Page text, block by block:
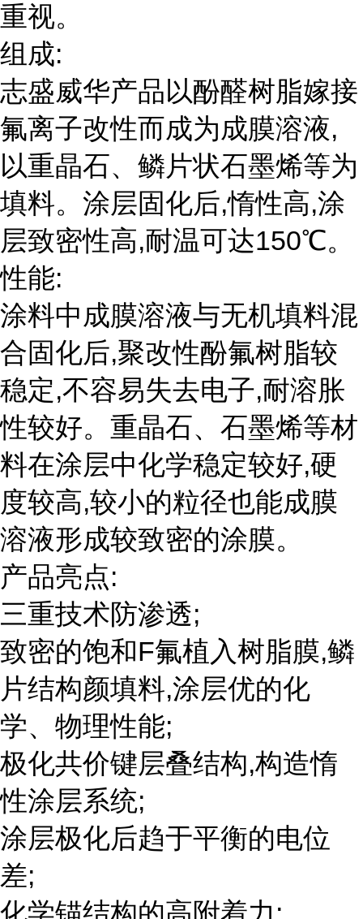
重视。
组成:
志盛威华产品以酚醛树脂嫁接
氟离子改性而成为成膜溶液,
以重晶石、鳞片状石墨烯等为
填料。涂层固化后,惰性高,涂
层致密性高,耐温可达150℃。
性能:
涂料中成膜溶液与无机填料混
合固化后,聚改性酚氟树脂较
稳定,不容易失去电子,耐溶胀
性较好。重晶石、石墨烯等材
料在涂层中化学稳定较好,硬
度较高,较小的粒径也能成膜
溶液形成较致密的涂膜。
产品亮点:
三重技术防渗透;
致密的饱和F氟植入树脂膜,鳞
片结构颜填料,涂层优的化
学、物理性能;
极化共价键层叠结构,构造惰
性涂层系统;
涂层极化后趋于平衡的电位
差;
化学锚结构的高附着力;